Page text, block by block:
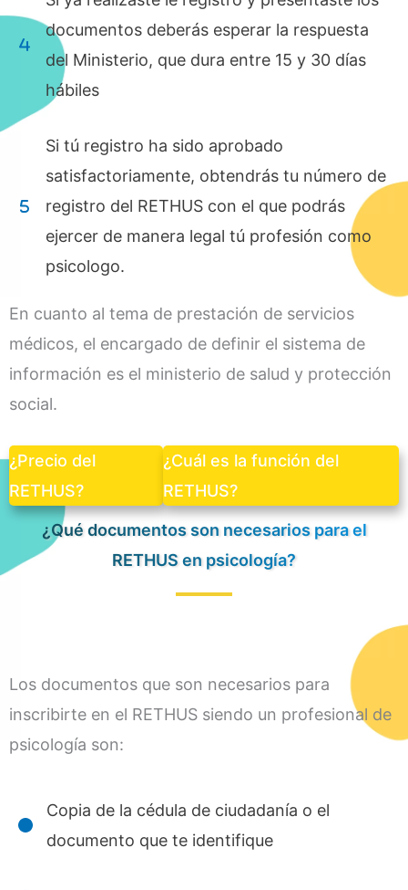
documentos deberás esperar la respuesta
del Ministerio, que dura entre 15 y 30 días
hábiles
Si tú registro ha sido aprobado
satisfactoriamente, obtendrás tu número de
registro del RETHUS con el que podrás
ejercer de manera legal tú profesión como
psicologo.
En cuanto al tema de prestación de servicios
médicos, el encargado de definir el sistema de
información es el ministerio de salud y protección
social.
¿Precio del
RETHUS?
¿Cuál es la función del
RETHUS?
¿Qué documentos son necesarios para el
RETHUS en psicología?
Los documentos que son necesarios para
inscribirte en el RETHUS siendo un profesional de
psicología son:
Copia de la cédula de ciudadanía o el
documento que te identifique